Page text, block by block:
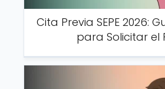
Cita Previa SEPE 2026:
para Solicitar el